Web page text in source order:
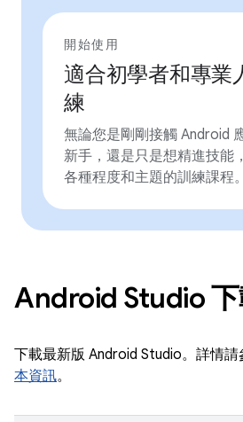
開始使用
適合初學者和專業
練
無論您是剛剛接觸 Android
新手，還是只是想精進技能
各種程度和主題的訓練課程。
Android Studio 下
下載最新版 Android Studio。詳情請
本資訊。